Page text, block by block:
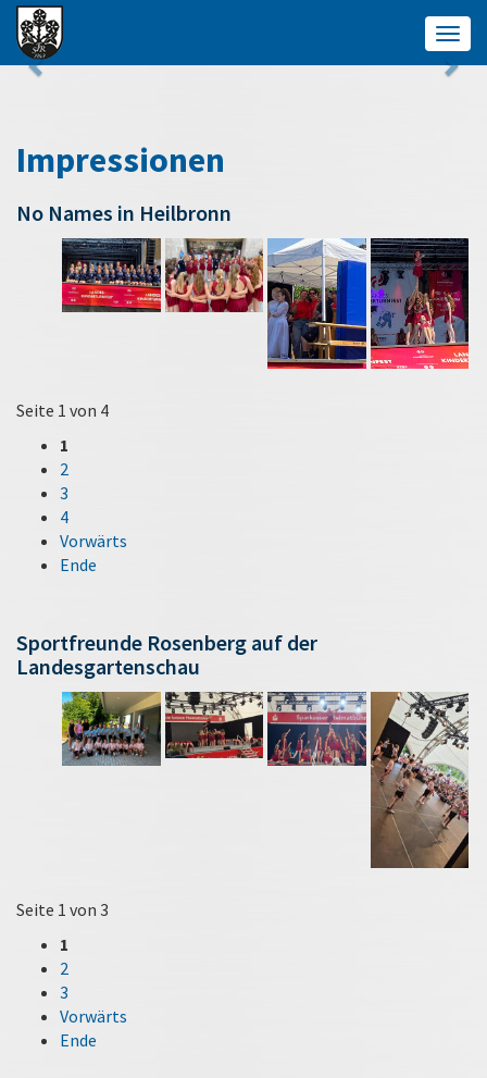
Impressionen
No Names in Heilbronn
Seite 1 von 4
1
2
3
4
Vorwärts
Ende
Sportfreunde Rosenberg auf der
Landesgartenschau
Seite 1 von 3
1
2
3
Vorwärts
Ende